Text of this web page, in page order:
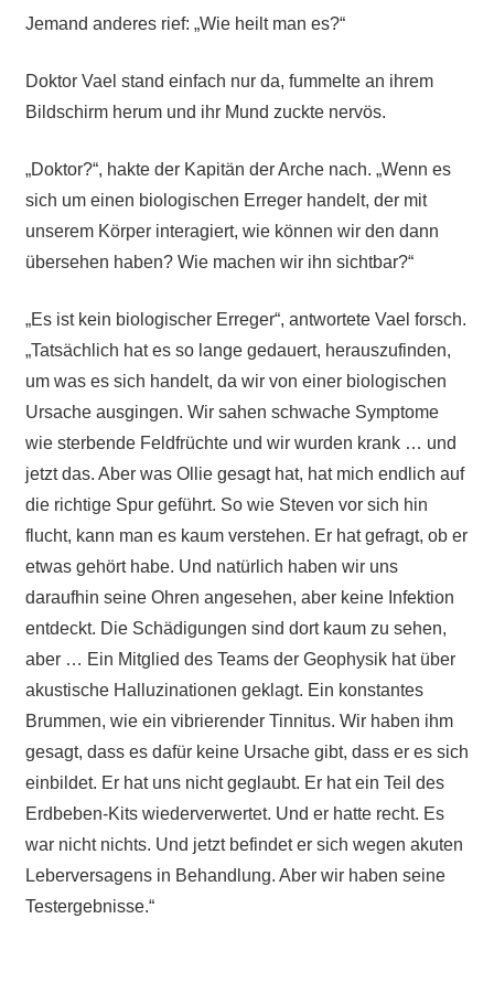
Jemand anderes rief: „Wie heilt man es?“
Doktor Vael stand einfach nur da, fummelte an ihrem
Bildschirm herum und ihr Mund zuckte nervös.
„Doktor?“, hakte der Kapitän der Arche nach. „Wenn es
sich um einen biologischen Erreger handelt, der mit
unserem Körper interagiert, wie können wir den dann
übersehen haben? Wie machen wir ihn sichtbar?“
„Es ist kein biologischer Erreger“, antwortete Vael forsch.
„Tatsächlich hat es so lange gedauert, herauszufinden,
um was es sich handelt, da wir von einer biologischen
Ursache ausgingen. Wir sahen schwache Symptome
wie sterbende Feldfrüchte und wir wurden krank … und
jetzt das. Aber was Ollie gesagt hat, hat mich endlich auf
die richtige Spur geführt. So wie Steven vor sich hin
flucht, kann man es kaum verstehen. Er hat gefragt, ob er
etwas gehört habe. Und natürlich haben wir uns
daraufhin seine Ohren angesehen, aber keine Infektion
entdeckt. Die Schädigungen sind dort kaum zu sehen,
aber … Ein Mitglied des Teams der Geophysik hat über
akustische Halluzinationen geklagt. Ein konstantes
Brummen, wie ein vibrierender Tinnitus. Wir haben ihm
gesagt, dass es dafür keine Ursache gibt, dass er es sich
einbildet. Er hat uns nicht geglaubt. Er hat ein Teil des
Erdbeben-Kits wiederverwertet. Und er hatte recht. Es
war nicht nichts. Und jetzt befindet er sich wegen akuten
Leberversagens in Behandlung. Aber wir haben seine
Testergebnisse.“